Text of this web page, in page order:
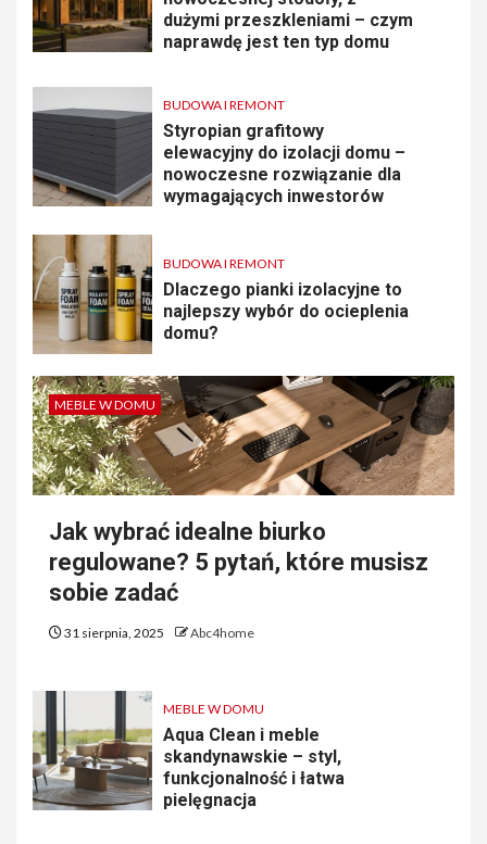
dużymi przeszkleniami – czym
naprawdę jest ten typ domu
BUDOWA I REMONT
Styropian grafitowy
elewacyjny do izolacji domu –
nowoczesne rozwiązanie dla
wymagających inwestorów
BUDOWA I REMONT
Dlaczego pianki izolacyjne to
najlepszy wybór do ocieplenia
domu?
MEBLE W DOMU
Jak wybrać idealne biurko
regulowane? 5 pytań, które musisz
sobie zadać
31 sierpnia, 2025 Abc4home
MEBLE W DOMU
Aqua Clean i meble
skandynawskie – styl,
funkcjonalność i łatwa
pielęgnacja